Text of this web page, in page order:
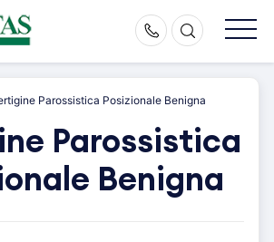
Parossistica Posizionale Benigna
Parossistica
Benigna